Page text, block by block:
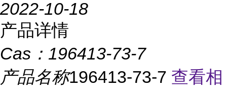
2022-10-18
产品详情
Cas： 196413-73-7
产品名称196413-73-7 查看相